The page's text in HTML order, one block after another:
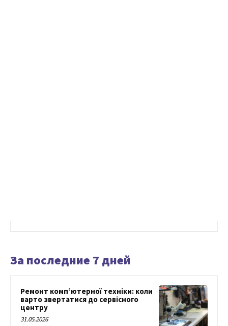
За последние 7 дней
Ремонт комп’ютерної техніки: коли
варто звертатися до сервісного
центру
31.05.2026